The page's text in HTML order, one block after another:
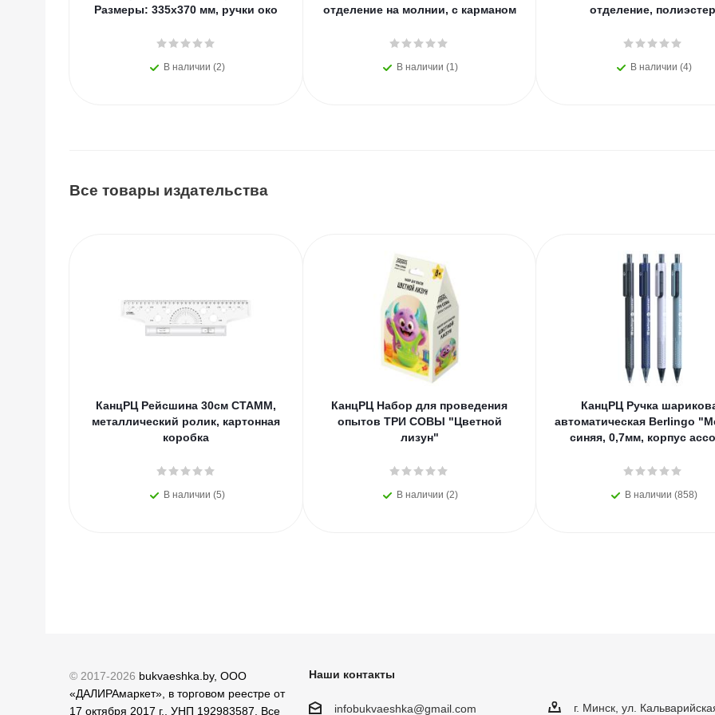
Размеры: 335х370 мм, ручки око
В наличии (2)
отделение на молнии, с карманом
В наличии (1)
отделение, полиэстер
В наличии (4)
Все товары издательства
КанцРЦ Рейсшина 30см СТАММ,
металлический ролик, картонная
коробка
В наличии (5)
КанцРЦ Набор для проведения
опытов ТРИ СОВЫ "Цветной
лизун"
В наличии (2)
КанцРЦ Ручка
автоматическая Berlingo
синяя, 0,7мм, корпус
В наличии (858)
© 2017-2026 bukvaeshka.by, ООО
«ДАЛИРАмаркет», в торговом реестре от
17 октября 2017 г., УНП 192983587. Все
Наши контакты
infobukvaeshka@gmail.com г. Минск, ул.